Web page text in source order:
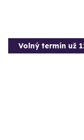
Volný termín už